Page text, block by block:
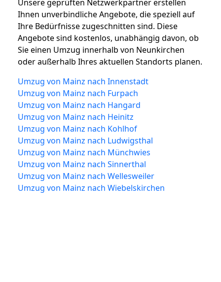
Unsere geprüften Netzwerkpartner erstellen
Ihnen unverbindliche Angebote, die speziell auf
Ihre Bedürfnisse zugeschnitten sind. Diese
Angebote sind kostenlos, unabhängig davon, ob
Sie einen Umzug innerhalb von Neunkirchen
oder außerhalb Ihres aktuellen Standorts planen.
Umzug von Mainz nach Innenstadt
Umzug von Mainz nach Furpach
Umzug von Mainz nach Hangard
Umzug von Mainz nach Heinitz
Umzug von Mainz nach Kohlhof
Umzug von Mainz nach Ludwigsthal
Umzug von Mainz nach Münchwies
Umzug von Mainz nach Sinnerthal
Umzug von Mainz nach Wellesweiler
Umzug von Mainz nach Wiebelskirchen